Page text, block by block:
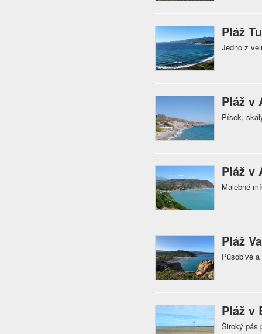
Pláž
Jedno z
Pláž v
Písek,
Pláž v
Malebné
Pláž
Působivé
Pláž v
Široký pás